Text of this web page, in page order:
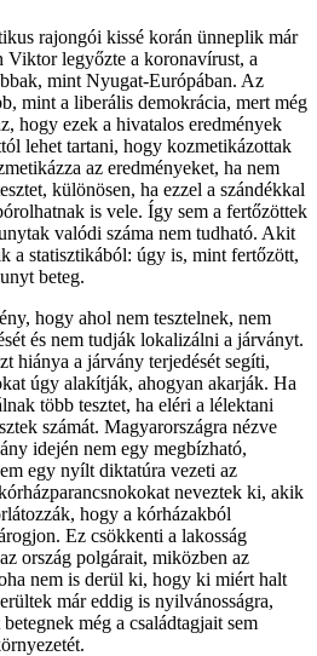
rajongói kissé korán ünneplik már
Viktor legyőzte a koronavírust, a
mint Nyugat-Európában. Az
mint a liberális demokrácia, mert még
hogy ezek a hivatalos eredmények
lehet tartani, hogy kozmetikázottak
az eredményeket, ha nem
különösen, ha ezzel a szándékkal
is vele. Így sem a fertőzöttek
valódi száma nem tudható. Akit
a statisztikából: úgy is, mint fertőzött,
beteg.
hogy ahol nem tesztelnek, nem
és nem tudják lokalizálni a járványt.
hiánya a járvány terjedését segíti,
úgy alakítják, ahogyan akarják. Ha
több tesztet, ha eléri a lélektani
számát. Magyarországra nézve
idején nem egy megbízható,
egy nyílt diktatúra vezeti az
neveztek ki, akik
hogy a kórházakból
Ez csökkenti a lakosság
ország polgárait, miközben az
nem is derül ki, hogy ki miért halt
már eddig is nyilvánosságra,
még a családtagjait sem